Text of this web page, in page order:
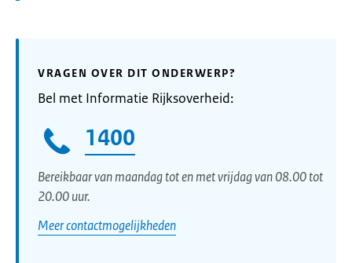
VRAGEN OVER DIT ONDERWERP?
Bel met Informatie Rijksoverheid:
1400
Bereikbaar van maandag tot en met vrijdag van 08.00 tot
20.00 uur.
Meer contactmogelijkheden